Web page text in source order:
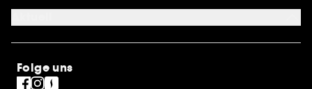
Karriere
SEPHORA Prize
Pride
Folge uns